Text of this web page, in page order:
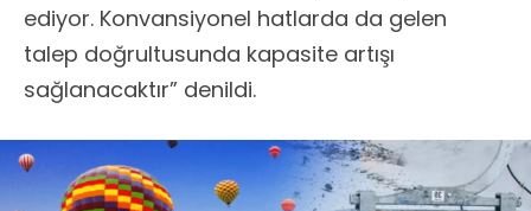
ediyor. Konvansiyonel hatlarda da gelen
talep doğrultusunda kapasite artışı
sağlanacaktır” denildi.